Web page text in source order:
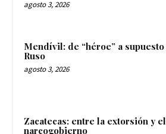
agosto 3, 2026
Mendívil: de “héroe” a supuesto
Ruso
agosto 3, 2026
Zacatecas: entre la extorsión y el
narcogobierno